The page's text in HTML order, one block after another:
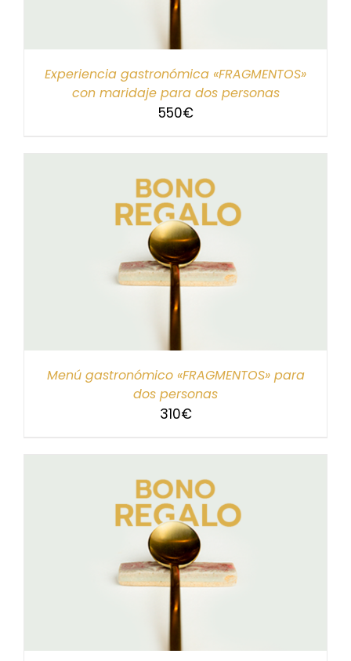
Experiencia gastronómica «FRAGMENTOS»
con maridaje para dos personas
550€
Menú gastronómico «FRAGMENTOS» para
dos personas
310€